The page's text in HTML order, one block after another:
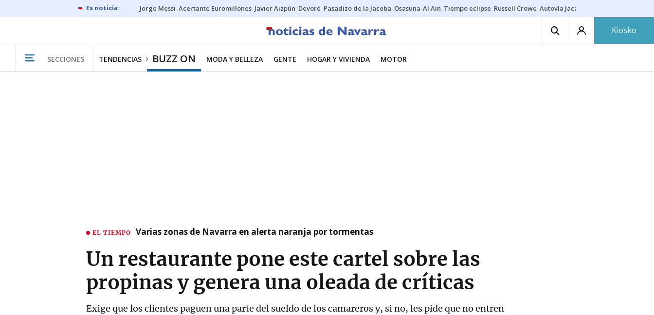
Jorge Messi Acertante Euromillones Javier Aizpún Devoré Pasadizo de la Jacoba Osasuna-Al Ain Tiempo eclipse Russell Crowe Autovía Jaca
Kiosko
SECCIONES TENDENCIAS BUZZ ON MODA Y BELLEZA GENTE HOGAR Y VIVIENDA MOTOR
EL TIEMPO Varias zonas de Navarra en alerta naranja por tormentas
Un restaurante pone este cartel sobre las
propinas y genera una oleada de críticas
Exige que los clientes paguen una parte del sueldo de los camareros y, si no, les pide que no entren